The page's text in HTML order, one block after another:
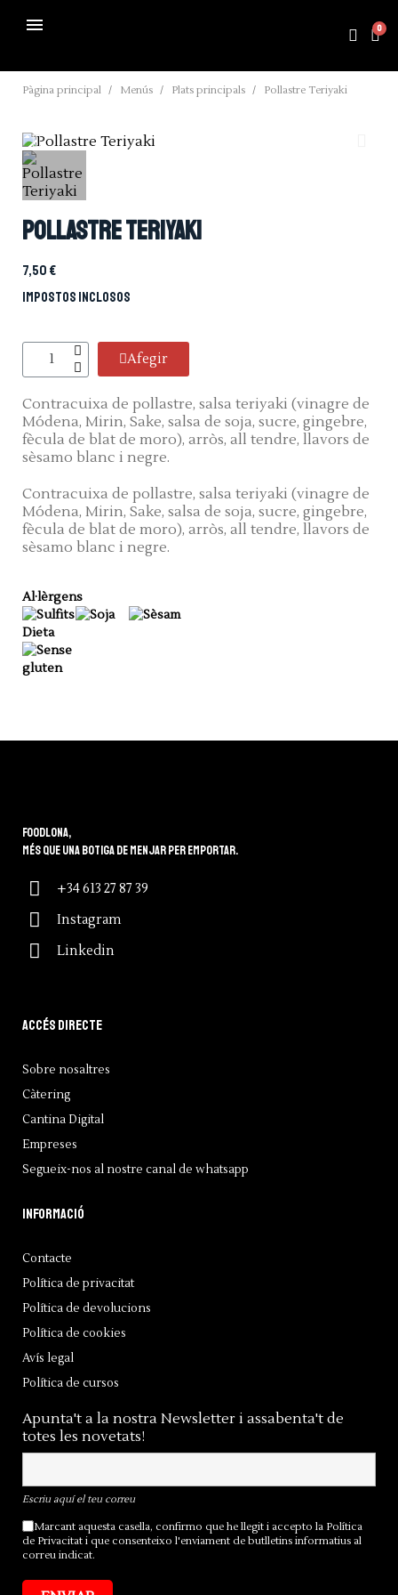
Pàgina principal Menús Plats principals Pollastre Teriyaki
Pollastre Teriyaki
7,50 €
Impostos inclosos
Afegir
Contracuixa de pollastre, salsa teriyaki (vinagre de
Módena, Mirin, Sake, salsa de soja, sucre, gingebre,
fècula de blat de moro), arròs, all tendre, llavors de
sèsamo blanc i negre.
Contracuixa de pollastre, salsa teriyaki (vinagre de
Módena, Mirin, Sake, salsa de soja, sucre, gingebre,
fècula de blat de moro), arròs, all tendre, llavors de
sèsamo blanc i negre.
Al·lèrgens
Dieta
Foodlona,
més que una botiga de menjar per emportar.
+34 613 27 87 39
Instagram
Linkedin
Accés directe
Sobre nosaltres
Càtering
Cantina Digital
Empreses
Segueix-nos al nostre canal de whatsapp
Informació
Contacte
Política de privacitat
Política de devolucions
Política de cookies
Avís legal
Política de cursos
Apunta't a la nostra Newsletter i assabenta't de
totes les novetats!
Escriu aquí el teu correu
Marcant aquesta casella, confirmo que he llegit i accepto la Política
de Privacitat i que consenteixo l'enviament de butlletins informatius al
correu indicat.